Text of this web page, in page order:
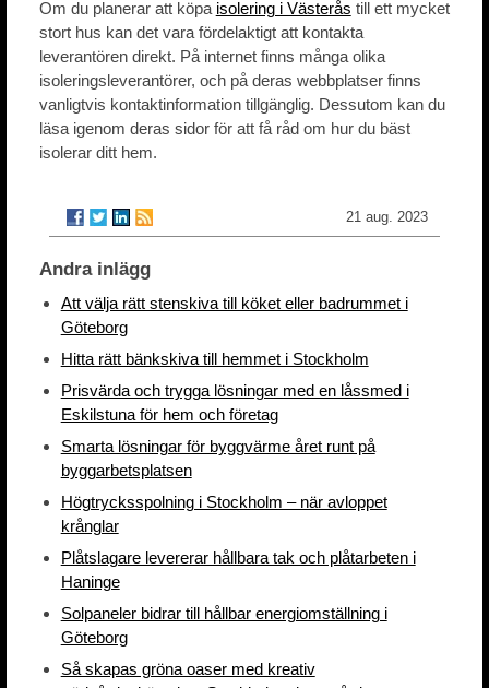
Om du planerar att köpa isolering i Västerås till ett mycket
stort hus kan det vara fördelaktigt att kontakta
leverantören direkt. På internet finns många olika
isoleringsleverantörer, och på deras webbplatser finns
vanligtvis kontaktinformation tillgänglig. Dessutom kan du
läsa igenom deras sidor för att få råd om hur du bäst
isolerar ditt hem.
21 aug. 2023
Andra inlägg
Att välja rätt stenskiva till köket eller badrummet i
Göteborg
Hitta rätt bänkskiva till hemmet i Stockholm
Prisvärda och trygga lösningar med en låssmed i
Eskilstuna för hem och företag
Smarta lösningar för byggvärme året runt på
byggarbetsplatsen
Högtrycksspolning i Stockholm – när avloppet
krånglar
Plåtslagare levererar hållbara tak och plåtarbeten i
Haninge
Solpaneler bidrar till hållbar energiomställning i
Göteborg
Så skapas gröna oaser med kreativ